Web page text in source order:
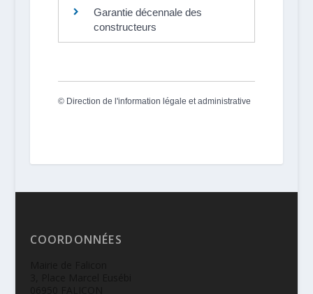
Garantie décennale des
constructeurs
© Direction de l'information légale et administrative
COORDONNÉES